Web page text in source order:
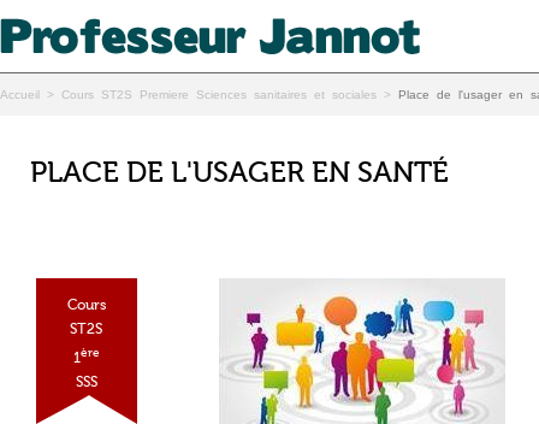
Accueil > Cours ST2S Premiere Sciences sanitaires et sociales > Place de l'usager en
PLACE DE L'USAGER EN SANTÉ
Cours
ST2S
1ère
SSS